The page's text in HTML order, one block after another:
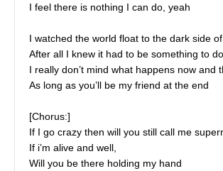
I feel there is nothing I can do, yeah
I watched the world float to the dark side
After all I knew it had to be something to
I really don’t mind what happens now and
As long as you’ll be my friend at the end
[Chorus:]
If I go crazy then will you still call me
If i’m alive and well,
Will you be there holding my hand